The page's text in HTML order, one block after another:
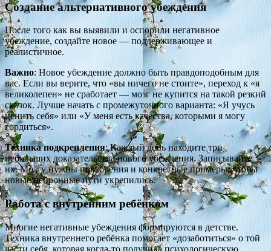
Создание альтернативного убеждения
После того как вы выявили и оспорили негативное
убеждение, создайте новое — поддерживающее и
реалистичное.
Важно: Новое убеждение должно быть правдоподобным для
вас. Если вы верите, что «вы ничего не стоите», переход к «я
великолепен» не сработает — мозг не купится на такой резкий
скачок. Лучше начать с промежуточного варианта: «Я учусь
ценить себя» или «У меня есть качества, которыми я могу
гордиться».
Техника подкрепления: Каждый день находите три
небольших доказательства нового убеждения. Записывайте
их. Мозгу нужны повторения и конкретные примеры, чтобы
новые нейронные пути укрепились.
Работа с внутренним ребёнком
Многие негативные убеждения формируются в детстве.
Техника внутреннего ребёнка помогает «дозаботиться» о той
части себя, которая когда-то получила психологическую